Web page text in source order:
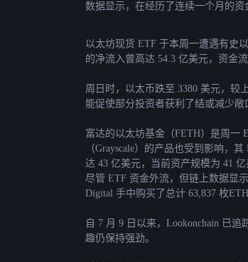
数据显示，在经历了连续一个月的资
以太坊现货 ETF 于本周一遭遇有史
的净流入曾高达 54.3 亿美元，资金
周日时，以太币跌至 3380 美元，较
能促使部分投资者获利了结或减少敞
富达的以太坊基金（FETH）是周一
（Grayscale）的产品也受到影响，
达 43 亿美元，当前资产规模为 41
尽管 ETF 资金外流，但链上数据显
Digital 手中购买了总计 63,837 枚
自 7 月 9 日以来，Lookonchain 已
趣仍保持强劲。